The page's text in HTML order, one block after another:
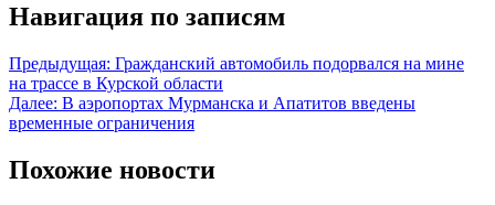
Навигация по записям
Предыдущая: Гражданский автомобиль подорвался на мине
на трассе в Курской области
Далее: В аэропортах Мурманска и Апатитов введены
временные ограничения
Похожие новости